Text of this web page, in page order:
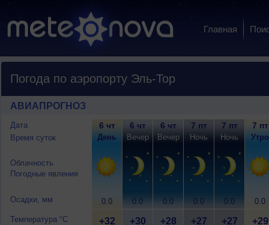
Главная
Погода по аэропорту Эль-Тор
АВИАПРОГНОЗ
Дата
Время суток
Облачность
Погодные явления
Осадки, мм
Температура °C
6 чт
День
0.0
+32
6 чт
Вечер
0.0
+30
6 чт
Вечер
0.0
+28
7 пт
Ночь
0.0
+27
7 пт
Ночь
0.0
+27
7 пт
Утро
0.0
+29